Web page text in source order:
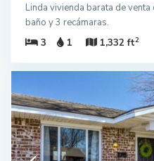
Linda vivienda barata de
baño y 3 recámaras.
3
1 1,332 ft2